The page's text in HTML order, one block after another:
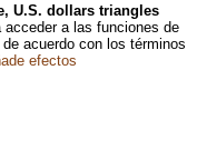
U.S. dollars triangles
acceder a las funciones de
acuerdo con los términos
efectos